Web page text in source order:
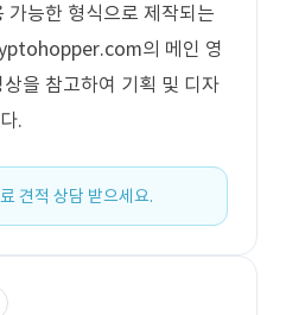
가능한 형식으로 제작되는
의 메인 영
을 참고하여 기획 및 디자
.
견적 상담 받으세요.